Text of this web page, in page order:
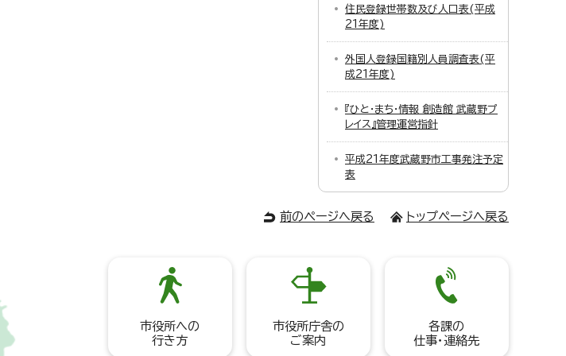
住民登録世帯数及び人口表(平成
21年度)
外国人登録国籍別人員調査表(平
成21年度)
『ひと・まち・情報 創造館 武蔵野プ
レイス』管理運営指針
平成21年度武蔵野市工事発注予定
表
前のページへ戻る トップページへ戻る
市役所への
行き方
市役所庁舎の
ご案内
各課の
仕事・連絡先